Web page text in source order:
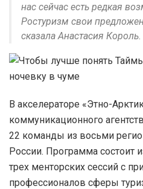
нас сейчас есть редкая
Ростуризм свои
сказала Анастасия Король.
В акселераторе «Этно-
коммуникационного
22 команды из восьми
России. Программа состоит
трех менторских сессий с
профессионалов сферы